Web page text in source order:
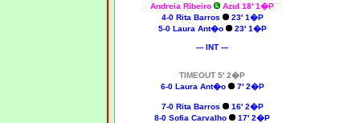
Andreia Ribeiro
Azul 18' 1�P
4-0 Rita Barros
23' 1�P
5-0 Laura Ant�o 23' 1�P
--- INT ---
TIMEOUT 5' 2�P
6-0 Laura Ant�o
7' 2�P
7-0 Rita Barros
16' 2�P
8-0 Sofia Carvalho
17' 2�P